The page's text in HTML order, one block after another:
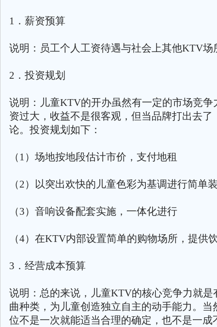
1．薪资预算
说明：员工个人工资待遇与社会上其他KTV场
2．投资规划
说明：儿童KTV的开办虽然有一定的市场竞争
资过大，收益不是很客观，但当品牌打出去了
论。投资规划如下：
（1）场地按地段估计市价，支付地租
（2）以突出欢快的儿童色彩为基调进行简单
（3）音响设备配套实施，一体化进行
（4）在KTV内部设置简单的购物场所，提供
3．经营成本预算
说明：总的来说，儿童KTV的核心竞争力就是
曲种类，为儿童创造独立自主的动手能力。当
位不是一次就能适当合理的确定，也不是一成